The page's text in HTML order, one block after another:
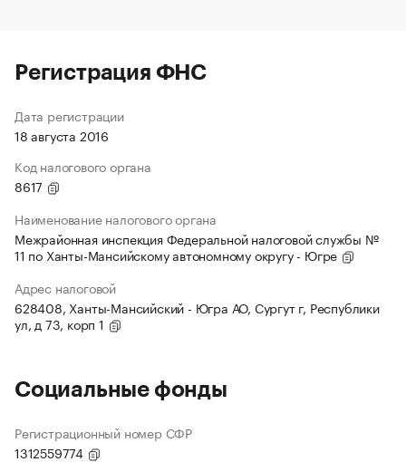
Регистрация ФНС
Дата регистрации
18 августа 2016
Код налогового органа
8617
Наименование налогового органа
Межрайонная инспекция Федеральной налоговой службы №
11 по Ханты-Мансийскому автономному округу - Югре
Адрес налоговой
628408, Ханты-Мансийский - Югра АО, Сургут г, Республики
ул, д 73, корп 1
Социальные фонды
Регистрационный номер СФР
1312559774